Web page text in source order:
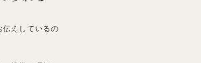
えしているの